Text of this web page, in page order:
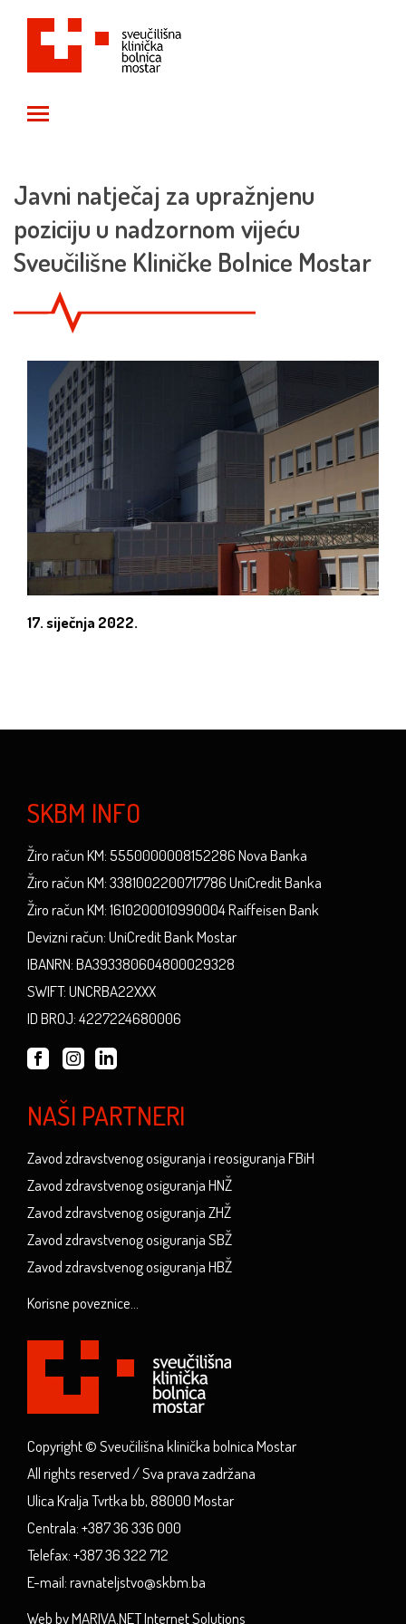
Javni natječaj za upražnjenu
poziciju u nadzornom vijeću
Sveučilišne Kliničke Bolnice Mostar
17. siječnja 2022.
SKBM INFO
Žiro račun KM: 5550000008152286 Nova Banka
Žiro račun KM: 3381002200717786 UniCredit Banka
Žiro račun KM: 1610200010990004 Raiffeisen Bank
Devizni račun: UniCredit Bank Mostar
IBANRN: BA393380604800029328
SWIFT: UNCRBA22XXX
ID BROJ: 4227224680006
NAŠI PARTNERI
Zavod zdravstvenog osiguranja i reosiguranja FBiH
Zavod zdravstvenog osiguranja HNŽ
Zavod zdravstvenog osiguranja ZHŽ
Zavod zdravstvenog osiguranja SBŽ
Zavod zdravstvenog osiguranja HBŽ
Korisne poveznice...
Copyright © Sveučilišna klinička bolnica Mostar
All rights reserved / Sva prava zadržana
Ulica Kralja Tvrtka bb, 88000 Mostar
Centrala: +387 36 336 000
Telefax: +387 36 322 712
E-mail: ravnateljstvo@skbm.ba
Web by MARIVA.NET Internet Solutions